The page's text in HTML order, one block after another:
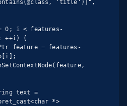
'title')]",
++i) {
*>